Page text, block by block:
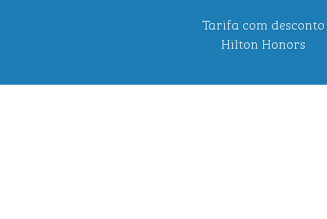
Tarifa com desconto
Hilton Honors